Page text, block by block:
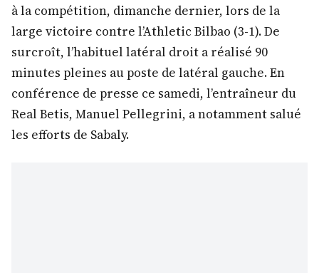
à la compétition, dimanche dernier, lors de la
large victoire contre l’Athletic Bilbao (3-1). De
surcroît, l’habituel latéral droit a réalisé 90
minutes pleines au poste de latéral gauche. En
conférence de presse ce samedi, l’entraîneur du
Real Betis, Manuel Pellegrini, a notamment salué
les efforts de Sabaly.